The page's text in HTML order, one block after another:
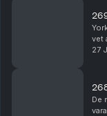
vet
27
De